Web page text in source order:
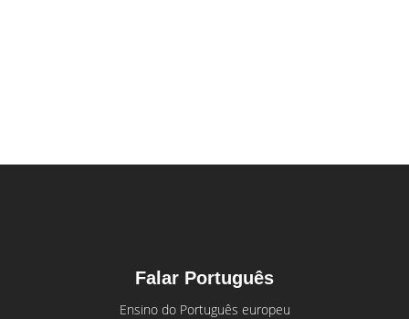
Falar Português
Ensino do Português europeu